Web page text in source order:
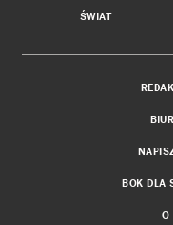
ŚWIAT
BOK DLA
O